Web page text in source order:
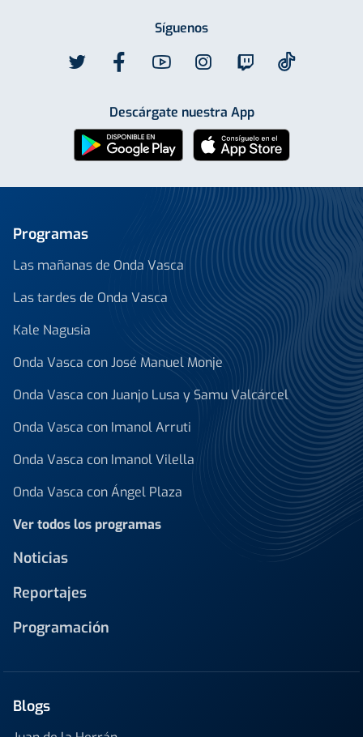
Síguenos
Descárgate nuestra App
Programas
Las mañanas de Onda Vasca
Las tardes de Onda Vasca
Kale Nagusia
Onda Vasca con José Manuel Monje
Onda Vasca con Juanjo Lusa y Samu Valcárcel
Onda Vasca con Imanol Arruti
Onda Vasca con Imanol Vilella
Onda Vasca con Ángel Plaza
Ver todos los programas
Noticias
Reportajes
Programación
Blogs